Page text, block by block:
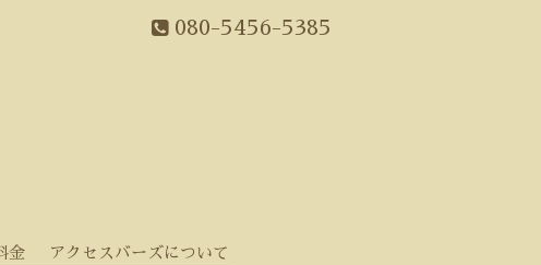
080-5456-5385
金
アクセスバーズについて